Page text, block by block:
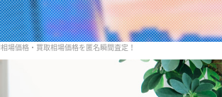
場価格・買取相場価格を匿名瞬間査定！